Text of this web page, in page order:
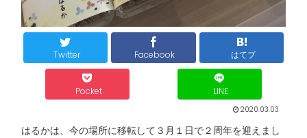
Twitter Facebook はてブ
Pocket LINE
2020.03.03
はるかは、今の場所に移転して３月１日で２周年を迎えまし